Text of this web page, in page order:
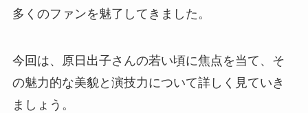
多くのファンを魅了してきました。
今回は、原日出子さんの若い頃に焦点を当て、そ
の魅力的な美貌と演技力について詳しく見ていき
ましょう。